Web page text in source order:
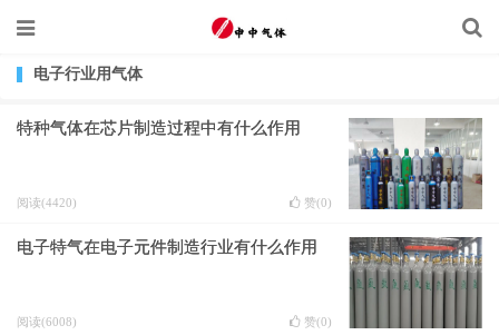
电子行业用气体
特种气体在芯片制造过程中有什么作用
阅读(4420) 赞(0)
电子特气在电子元件制造行业有什么作用
阅读(6008) 赞(0)